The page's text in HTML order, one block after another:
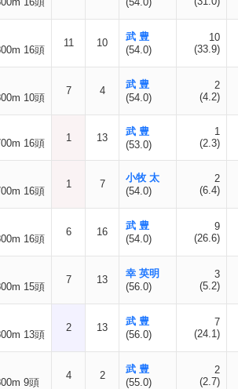
16頭
11 10
武 豊
(54.0)
10
(33.9)
10頭
7 4
武 豊
(54.0)
2
(4.2)
16頭
1 13
武 豊
(53.0)
1
(2.3)
16頭
1 7
小牧 太
(54.0)
2
(6.4)
16頭
6 16
武 豊
(54.0)
9
(26.6)
15頭
7 13
幸 英明
(56.0)
3
(5.2)
13頭
2 13
武 豊
(56.0)
7
(24.1)
9頭
4 2
武 豊
(55.0)
2
(2.7)